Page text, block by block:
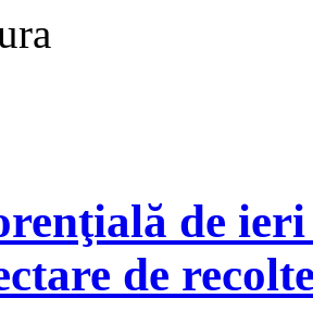
de
de